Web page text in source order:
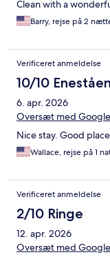
Clean with a
Barry, rejse på 2
Verificeret anmeldelse
10/10
6. apr. 2026
Oversæt med Google
Nice stay. Good
Wallace, rejse på 1
Verificeret anmeldelse
2/10 Ringe
12. apr. 2026
Oversæt med Google